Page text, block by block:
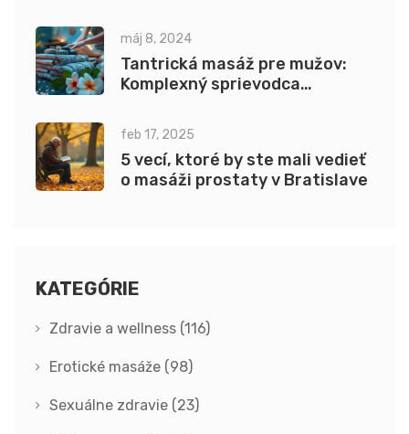
máj 8, 2024
Tantrická masáž pre mužov:
Komplexný sprievodca
feb 17, 2025
5 vecí, ktoré by ste mali vedieť
o masáži prostaty v Bratislave
KATEGÓRIE
Zdravie a wellness (116)
Erotické masáže (98)
Sexuálne zdravie (23)